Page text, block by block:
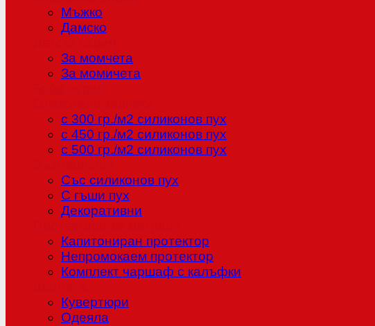
Мъжко
Дамско
За момчета
За момичета
с 300 гр./м2 силиконов пух
с 450 гр./м2 силиконов пух
с 500 гр./м2 силиконов пух
Със силиконов пух
С гъши пух
Декоративни
Капитониран протектор
Непромокаем протектор
Комплект чаршаф с калъфки
Кувертюри
Одеяла